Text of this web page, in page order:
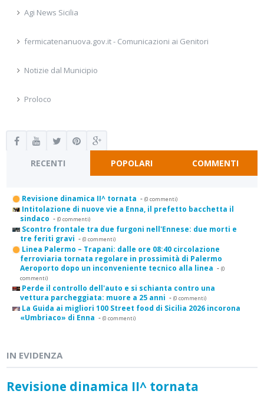
Agi News Sicilia
fermicatenanuova.gov.it - Comunicazioni ai Genitori
Notizie dal Municipio
Proloco
RECENTI POPOLARI COMMENTI
Revisione dinamica II^ tornata - (0 commenti)
Intitolazione di nuove vie a Enna, il prefetto bacchetta il
sindaco - (0 commenti)
Scontro frontale tra due furgoni nell'Ennese: due morti e
tre feriti gravi - (0 commenti)
Linea Palermo – Trapani: dalle ore 08:40 circolazione
ferroviaria tornata regolare in prossimità di Palermo
Aeroporto dopo un inconveniente tecnico alla linea - (0
commenti)
Perde il controllo dell'auto e si schianta contro una
vettura parcheggiata: muore a 25 anni - (0 commenti)
La Guida ai migliori 100 Street food di Sicilia 2026 incorona
«Umbriaco» di Enna - (0 commenti)
IN EVIDENZA
Revisione dinamica II^ tornata